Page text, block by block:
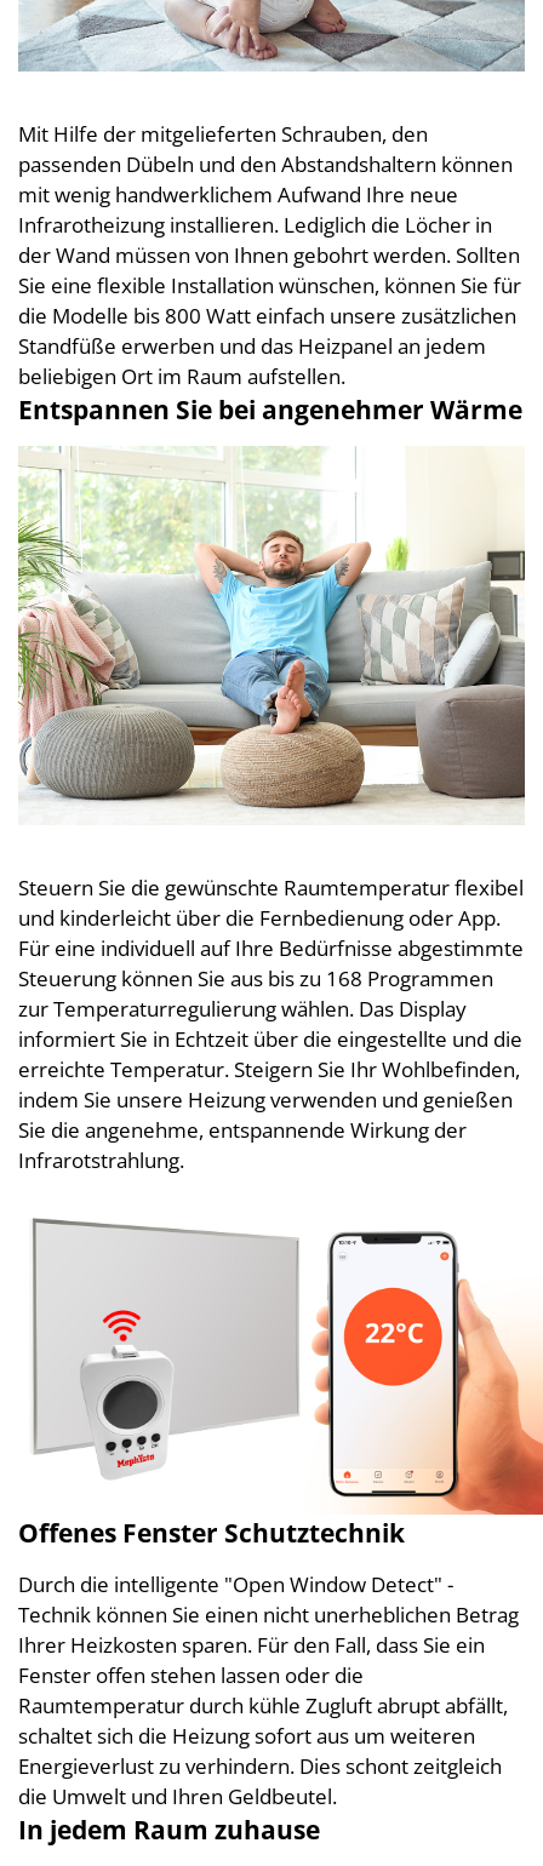
Mit Hilfe der mitgelieferten Schrauben, den
passenden Dübeln und den Abstandshaltern können
mit wenig handwerklichem Aufwand Ihre neue
Infrarotheizung installieren. Lediglich die Löcher in
der Wand müssen von Ihnen gebohrt werden. Sollten
Sie eine flexible Installation wünschen, können Sie für
die Modelle bis 800 Watt einfach unsere zusätzlichen
Standfüße erwerben und das Heizpanel an jedem
beliebigen Ort im Raum aufstellen.
Entspannen Sie bei angenehmer Wärme
Steuern Sie die gewünschte Raumtemperatur flexibel
und kinderleicht über die Fernbedienung oder App.
Für eine individuell auf Ihre Bedürfnisse abgestimmte
Steuerung können Sie aus bis zu 168 Programmen
zur Temperaturregulierung wählen. Das Display
informiert Sie in Echtzeit über die eingestellte und die
erreichte Temperatur. Steigern Sie Ihr Wohlbefinden,
indem Sie unsere Heizung verwenden und genießen
Sie die angenehme, entspannende Wirkung der
Infrarotstrahlung.
Offenes Fenster Schutztechnik
Durch die intelligente "Open Window Detect" -
Technik können Sie einen nicht unerheblichen Betrag
Ihrer Heizkosten sparen. Für den Fall, dass Sie ein
Fenster offen stehen lassen oder die
Raumtemperatur durch kühle Zugluft abrupt abfällt,
schaltet sich die Heizung sofort aus um weiteren
Energieverlust zu verhindern. Dies schont zeitgleich
die Umwelt und Ihren Geldbeutel.
In jedem Raum zuhause